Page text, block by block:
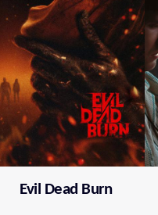
Evil Dead Burn